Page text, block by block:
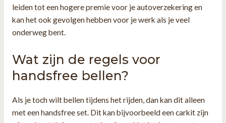
leiden tot een hogere premie voor je autoverzekering en
kan het ook gevolgen hebben voor je werk als je veel
onderweg bent.
Wat zijn de regels voor
handsfree bellen?
Als je toch wilt bellen tijdens het rijden, dan kan dit alleen
met een handsfree set. Dit kan bijvoorbeeld een carkit zijn